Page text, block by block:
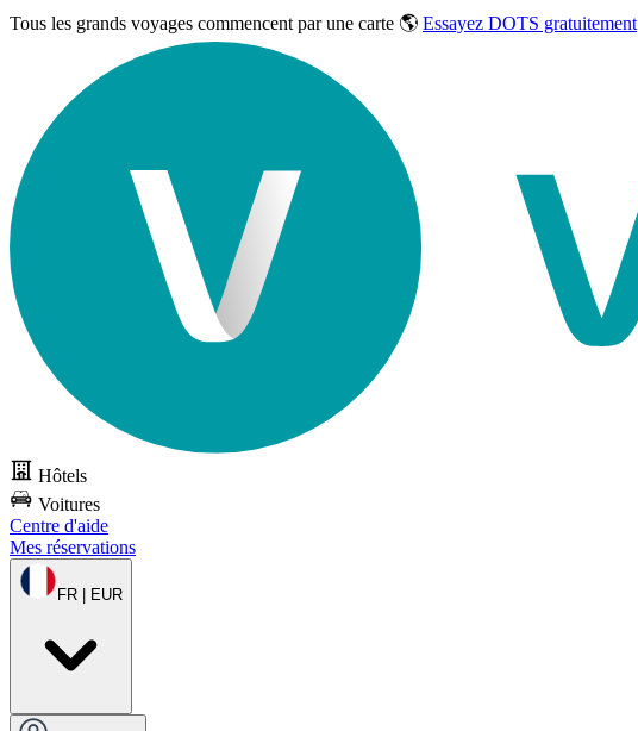
Tous les grands voyages commencent par une carte 🌎 Essayez DOTS gratuitement
Hôtels
Voitures
Centre d'aide
Mes réservations
FR | EUR